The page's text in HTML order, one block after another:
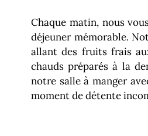
Chaque matin, nous
déjeuner mémorable.
allant des fruits frais
chauds préparés à la
notre salle à manger
moment de détente